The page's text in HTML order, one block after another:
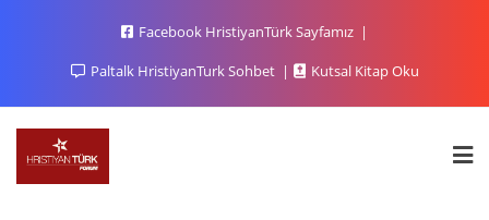
Facebook HristiyanTürk Sayfamız
Paltalk HristiyanTurk Sohbet
Kutsal Kitap Oku